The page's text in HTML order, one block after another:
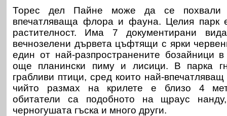
Торес дел Пайне може да се похвали
впечатляваща флора и фауна. Целия парк
растителност. Има 7 документирани
вечнозелени дървета цъфтящи с ярки
един от най-разпространените бозайници
още планински пиму и лисици. В парка
грабливи птици, сред които най-
чийто размах на крилете е близо 4
обитатели са
подобното на щраус
черногушата гъска и много други.